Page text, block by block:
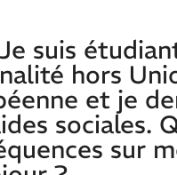
suis
hors
et je
sociales.
sur